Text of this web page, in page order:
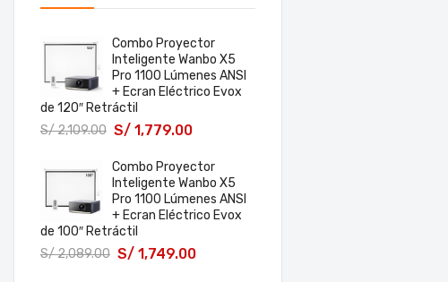
Combo Proyector
Inteligente Wanbo X5
Pro 1100 Lúmenes ANSI
+ Ecran Eléctrico Evox
de 120″ Retráctil
S/2,109.00 S/ 1,779.00
Combo Proyector
Inteligente Wanbo X5
Pro 1100 Lúmenes ANSI
+ Ecran Eléctrico Evox
de 100″ Retráctil
S/2,089.00 S/ 1,749.00